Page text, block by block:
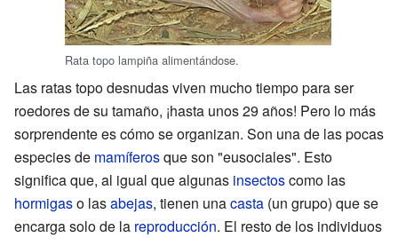
Rata topo lampiña alimentándose.
Las ratas topo desnudas viven mucho tiempo para ser
roedores de su tamaño, ¡hasta unos 29 años! Pero lo más
sorprendente es cómo se organizan. Son una de las pocas
especies de mamíferosque son "eusociales". Esto
significa que, al igual que algunas insectoscomo las
hormigaso lasabejas, tienen unacasta (un grupo) que se
encarga solo de la reproducción. El resto de los individuos